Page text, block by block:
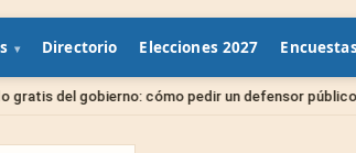
Directorio Elecciones 2027
cómo pedir un defensor público para tu caso